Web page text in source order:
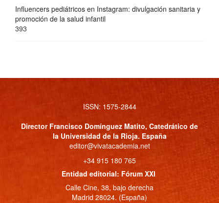
Influencers pediátricos en Instagram: divulgación sanitaria y
promoción de la salud infantil
393
ISSN: 1575-2844
Director Francisco Domínguez Matito, Catedrático de
la Universidad de la Rioja. España
editor@vivatacademia.net
+34 915 180 765
Entidad editorial: Fórum XXI
Calle Cine, 38, bajo derecha
Madrid 28024. (España)